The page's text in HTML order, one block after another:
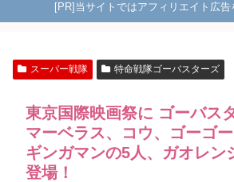
[PR]当サイトではアフィリエイト広告
スーパー戦隊 特命戦隊ゴーバスターズ
東京国際映画祭に ゴーバス
マーベラス、コウ、ゴーゴ
ギンガマンの5人、ガオレン
登場！